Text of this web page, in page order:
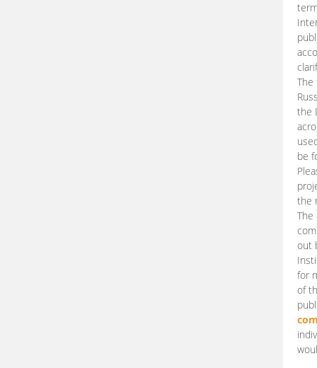
The
the
be
the
The
out
for
of